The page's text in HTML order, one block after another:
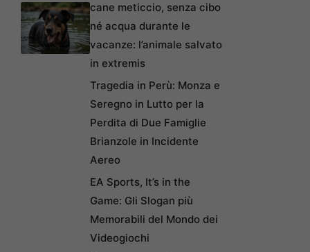
cane meticcio, senza cibo
né acqua durante le
vacanze: l’animale salvato
in extremis
Tragedia in Perù: Monza e
Seregno in Lutto per la
Perdita di Due Famiglie
Brianzole in Incidente
Aereo
EA Sports, It’s in the
Game: Gli Slogan più
Memorabili del Mondo dei
Videogiochi